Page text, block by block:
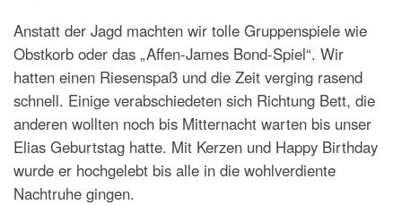
Anstatt der Jagd machten wir tolle Gruppenspiele wie
Obstkorb oder das „Affen-James Bond-Spiel“. Wir
hatten einen Riesenspaß und die Zeit verging rasend
schnell. Einige verabschiedeten sich Richtung Bett, die
anderen wollten noch bis Mitternacht warten bis unser
Elias Geburtstag hatte. Mit Kerzen und Happy Birthday
wurde er hochgelebt bis alle in die wohlverdiente
Nachtruhe gingen.